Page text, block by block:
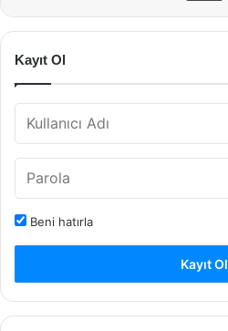
Kayıt Ol
Beni hatırla
Kayıt Ol